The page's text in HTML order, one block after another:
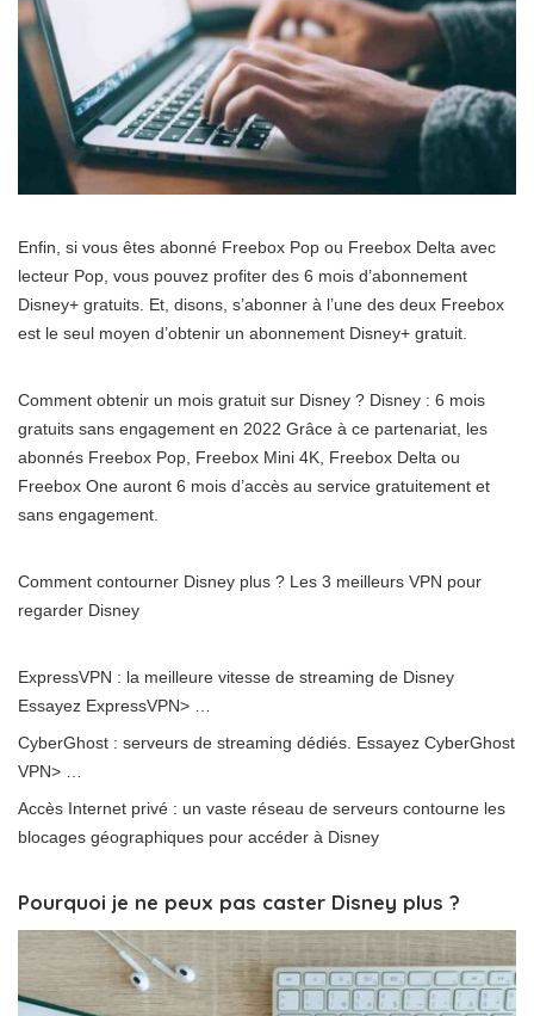
Enfin, si vous êtes abonné Freebox Pop ou Freebox Delta avec
lecteur Pop, vous pouvez profiter des 6 mois d’abonnement
Disney+ gratuits. Et, disons, s’abonner à l’une des deux Freebox
est le seul moyen d’obtenir un abonnement Disney+ gratuit.
Comment obtenir un mois gratuit sur Disney ? Disney : 6 mois
gratuits sans engagement en 2022 Grâce à ce partenariat, les
abonnés Freebox Pop, Freebox Mini 4K, Freebox Delta ou
Freebox One auront 6 mois d’accès au service gratuitement et
sans engagement.
Comment contourner Disney plus ? Les 3 meilleurs VPN pour
regarder Disney
ExpressVPN : la meilleure vitesse de streaming de Disney
Essayez ExpressVPN> …
CyberGhost : serveurs de streaming dédiés. Essayez CyberGhost
VPN> …
Accès Internet privé : un vaste réseau de serveurs contourne les
blocages géographiques pour accéder à Disney
Pourquoi je ne peux pas caster Disney plus ?